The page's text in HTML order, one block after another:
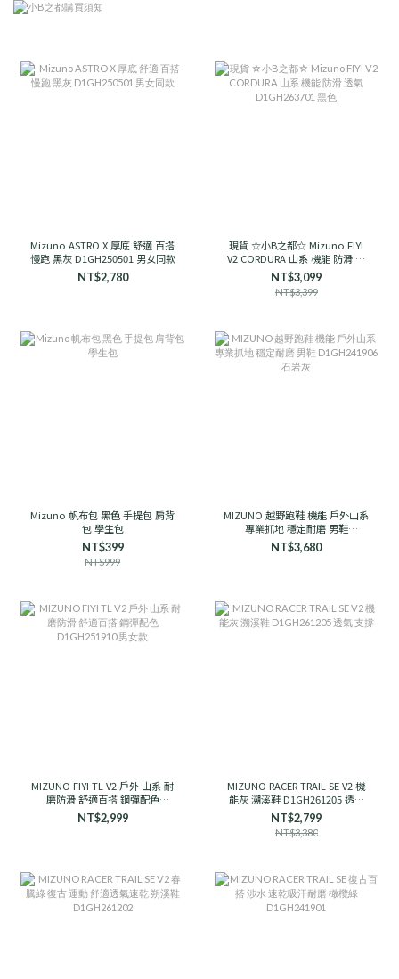
Mizuno ASTRO X 厚底 舒適 百搭
慢跑 黑灰 D1GH250501 男女同款
NT$2,780
現貨 ☆小B之都☆ Mizuno FIYI
V2 CORDURA 山系 機能 防滑 透
氣 D1GH263701 黑色
NT$3,099
NT$3,399
Mizuno 帆布包 黑色 手提包 肩背
包 學生包
NT$399
NT$999
MIZUNO 越野跑鞋 機能 戶外山系
專業抓地 穩定耐磨 男鞋
D1GH241906 石岩灰
NT$3,680
MIZUNO FIYI TL V2 戶外 山系 耐
磨防滑 舒適百搭 鋼彈配色
D1GH251910 男女款
NT$2,999
MIZUNO RACER TRAIL SE V2 機
能灰 溯溪鞋 D1GH261205 透氣
支撐
NT$2,799
NT$3,380